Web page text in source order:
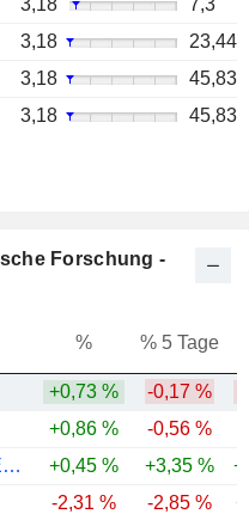
3,18
23,44
3,18
45,83
3,18 45,83
Forschung -
% % 5 Tage
+0,73 % -0,17 %
+0,86 % -0,56 %
REVOLUTION MEDICINES, INC.
+0,45 % +3,35 %
-2,31 % -2,85 %